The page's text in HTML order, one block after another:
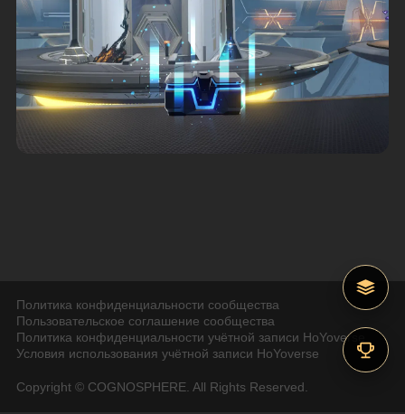
Политика конфиденциальности сообщества
Пользовательское соглашение сообщества
Политика конфиденциальности учётной записи HoYoverse
Условия использования учётной записи HoYoverse
Copyright © COGNOSPHERE. All Rights Reserved.